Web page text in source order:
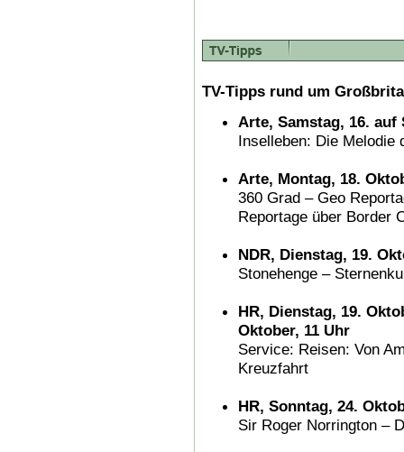
TV-Tipps rund um
Arte, Samstag, 16. auf
Inselleben: Die Melodie
Arte, Montag, 18.
360 Grad – Geo
Reportage über Border
NDR, Dienstag, 19.
Stonehenge –
HR, Dienstag, 19.
Oktober, 11 Uhr
Service: Reisen: Von
Kreuzfahrt
HR, Sonntag, 24.
Sir Roger Norrington –